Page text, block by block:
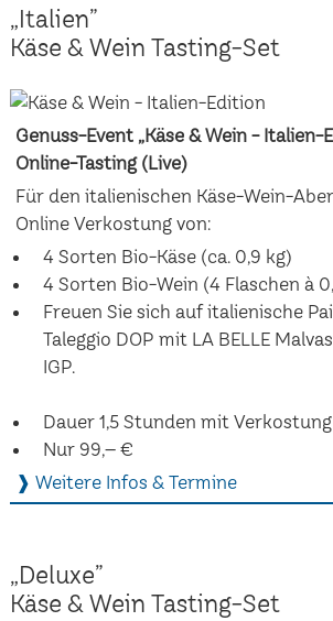
„Italien”
Käse & Wein Tasting-Set
Genuss-Event „Käse & Wein - Italien-
Online-Tasting (Live)
Für den italienischen Käse-Wein-
Online Verkostung von:
4 Sorten Bio-Käse (ca. 0,9 kg)
4 Sorten Bio-Wein (4 Flaschen à
Freuen Sie sich auf italienische
Taleggio DOP mit LA BELLE
IGP.
Dauer 1,5 Stunden mit Verkostung
Nur 99,– €
❱ Weitere Infos & Termine
„Deluxe”
Käse & Wein Tasting-Set